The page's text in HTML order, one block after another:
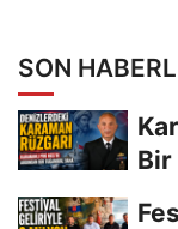
SON
Bir